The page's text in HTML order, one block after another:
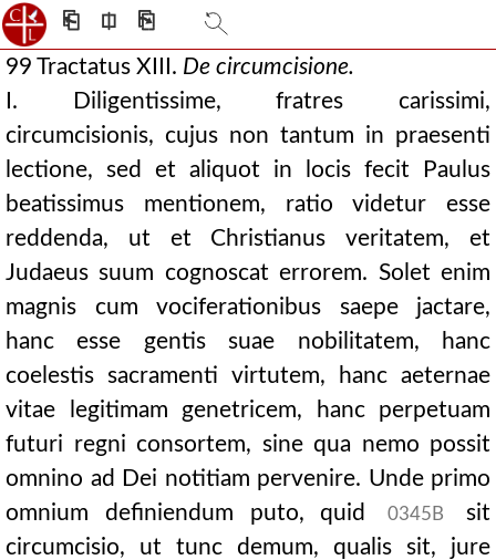
⎗ ⎅ ⎘
99 Tractatus XIII. De circumcisione.
I. Diligentissime, fratres carissimi,
circumcisionis, cujus non tantum in praesenti
lectione, sed et aliquot in locis fecit Paulus
beatissimus mentionem, ratio videtur esse
reddenda, ut et Christianus veritatem, et
Judaeus suum cognoscat errorem. Solet enim
magnis cum vociferationibus saepe jactare,
hanc esse gentis suae nobilitatem, hanc
coelestis sacramenti virtutem, hanc aeternae
vitae legitimam genetricem, hanc perpetuam
futuri regni consortem, sine qua nemo possit
omnino ad Dei notitiam pervenire. Unde primo
omnium definiendum puto, quid
0345B
sit
circumcisio, ut tunc demum, qualis sit, jure